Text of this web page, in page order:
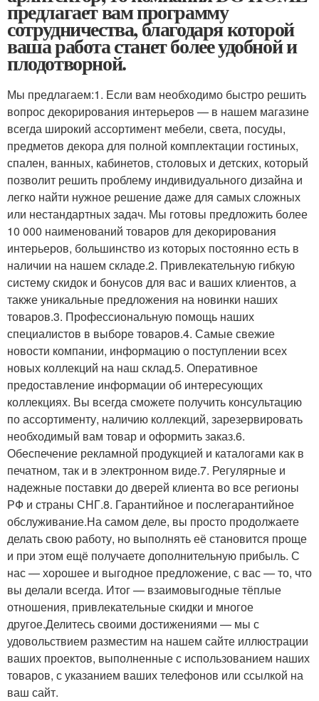
предлагает вам программу
сотрудничества, благодаря которой
ваша работа станет более удобной и
плодотворной.
Мы предлагаем:1. Если вам необходимо быстро решить
вопрос декорирования интерьеров — в нашем магазине
всегда широкий ассортимент мебели, света, посуды,
предметов декора для полной комплектации гостиных,
спален, ванных, кабинетов, столовых и детских, который
позволит решить проблему индивидуального дизайна и
легко найти нужное решение даже для самых сложных
или нестандартных задач. Мы готовы предложить более
10 000 наименований товаров для декорирования
интерьеров, большинство из которых постоянно есть в
наличии на нашем складе.2. Привлекательную гибкую
систему скидок и бонусов для вас и ваших клиентов, а
также уникальные предложения на новинки наших
товаров.3. Профессиональную помощь наших
специалистов в выборе товаров.4. Самые свежие
новости компании, информацию о поступлении всех
новых коллекций на наш склад.5. Оперативное
предоставление информации об интересующих
коллекциях. Вы всегда сможете получить консультацию
по ассортименту, наличию коллекций, зарезервировать
необходимый вам товар и оформить заказ.6.
Обеспечение рекламной продукцией и каталогами как в
печатном, так и в электронном виде.7. Регулярные и
надежные поставки до дверей клиента во все регионы
РФ и страны СНГ.8. Гарантийное и послегарантийное
обслуживание.На самом деле, вы просто продолжаете
делать свою работу, но выполнять её становится проще
и при этом ещё получаете дополнительную прибыль. С
нас — хорошее и выгодное предложение, с вас — то, что
вы делали всегда. Итог — взаимовыгодные тёплые
отношения, привлекательные скидки и многое
другое.Делитесь своими достижениями — мы с
удовольствием разместим на нашем сайте иллюстрации
ваших проектов, выполненные с использованием наших
товаров, с указанием ваших телефонов или ссылкой на
ваш сайт.